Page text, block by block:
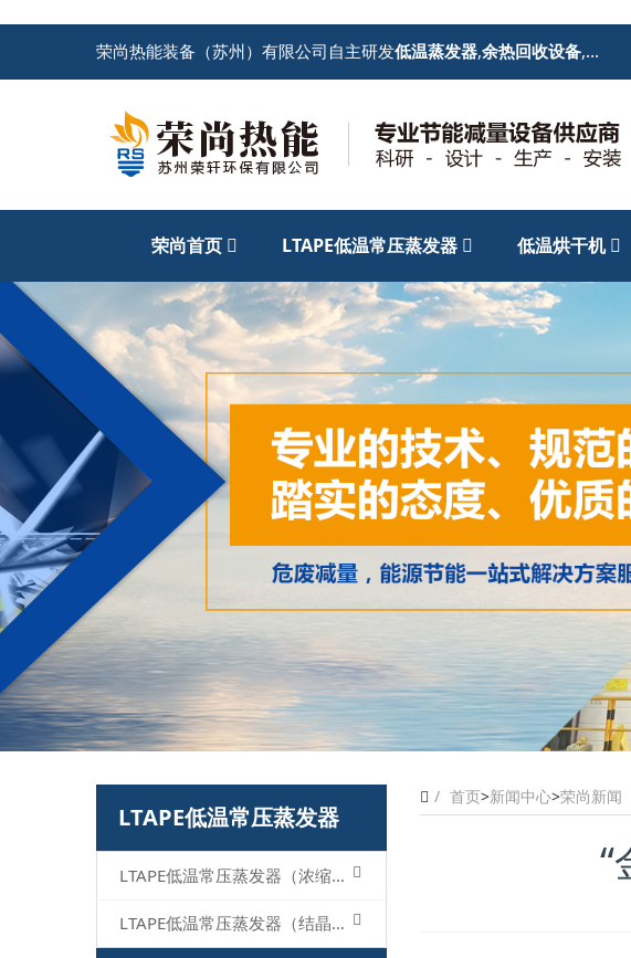
荣尚热能装备（苏州）有限公司自主研发低温蒸发器,余热回收设备,废酸
荣尚首页 LTAPE低温常压蒸发器 低温烘干机
首页>新闻中心>荣尚新闻
LTAPE低温常压蒸发器
LTAPE低温常压蒸发器（浓缩型）
LTAPE低温常压蒸发器（结晶型）